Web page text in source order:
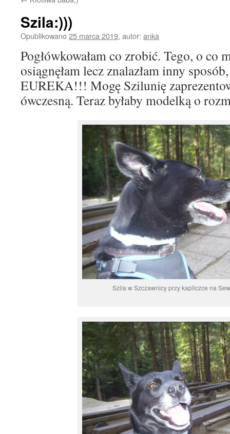
Szila:)))
Opublikowano25 marca 2019, autor: anka
Pogłówkowałam co zrobić. Tego, o co
osiągnęłam lecz znalazłam inny
EUREKA!!! Mogę Szilunię
ówczesną. Teraz byłaby modelką o
Szila w Szczawnicy przy kapliczce na